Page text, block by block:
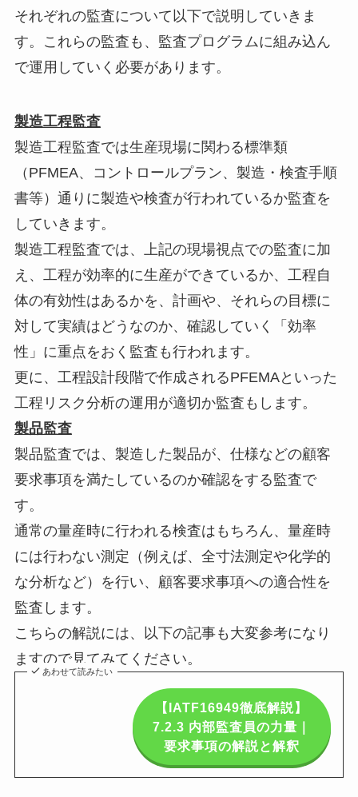
それぞれの監査について以下で説明していきま
す。
これらの監査も、 監査プログラムに組み込ん
で運用していく必要があります。
製造工程監査
製造工程監査では生産現場に関わる標準類
（PFMEA、
コントロールプラン、製造・検査手順
書等） 通りに製造や検査が行われているか監査を
していきます。
製造工程監査では、上記の現場視点での監査に加
え、 工程が効率的に生産ができているか、 工程自
体の有効性はあるかを、計画や、 それらの目標に
対して実績はどうなのか、確認していく「効率
性」 に重点をおく監査も行われます。
更に、 工程設計段階で作成されるPFEMAといった
工程リスク分析の運用が適切か監査もします。
製品監査
製品監査では、製造した製品が、 仕様などの顧客
要求事項を満たしているのか確認をする監査で
す。
通常の量産時に行われる検査はもちろん、 量産時
には行わない測定（例えば、 全寸法測定や化学的
な分析など）を行い、 顧客要求事項への適合性を
監査します。
こちらの解説には、
以下の記事も大変参考になり
ますので見てみてください。
あわせて読みたい
【IATF16949徹底解説】
7.2.3 内部監査員の力量｜
要求事項の解説と解釈